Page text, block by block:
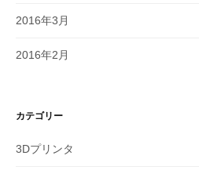
2016年3月
2016年2月
カテゴリー
3Dプリンタ